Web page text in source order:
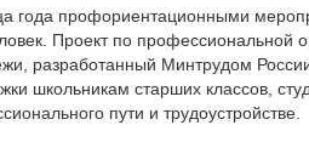
года профориентационными
Проект по профессиональной
разработанный Минтрудом
школьникам старших классов,
пути и трудоустройстве.